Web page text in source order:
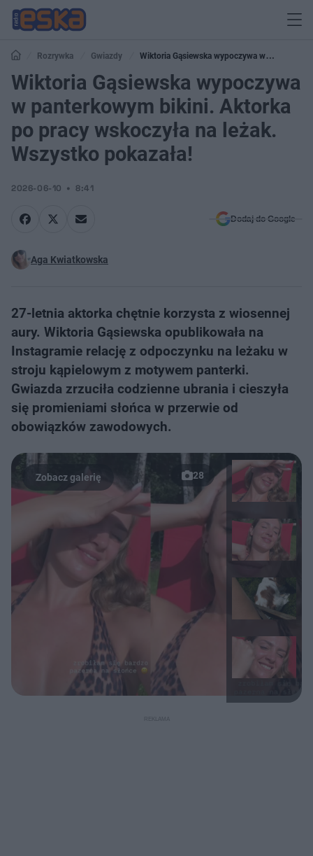
Rozrywka Gwiazdy
Wiktoria Gąsiewska wypoczywa w
panterkowym bikini. Aktorka po pracy wskoczyła na leżak. Wszystko
pokazała!
Wiktoria Gąsiewska wypoczywa
w panterkowym bikini. Aktorka
po pracy wskoczyła na leżak.
Wszystko pokazała!
2026-06-10 8:41
Dodaj do Google
Aga Kwiatkowska
27-letnia aktorka chętnie korzysta z wiosennej
aury. Wiktoria Gąsiewska opublikowała na
Instagramie relację z odpoczynku na leżaku w
stroju kąpielowym z motywem panterki.
Gwiazda zrzuciła codzienne ubrania i cieszyła
się promieniami słońca w przerwie od
obowiązków zawodowych.
28